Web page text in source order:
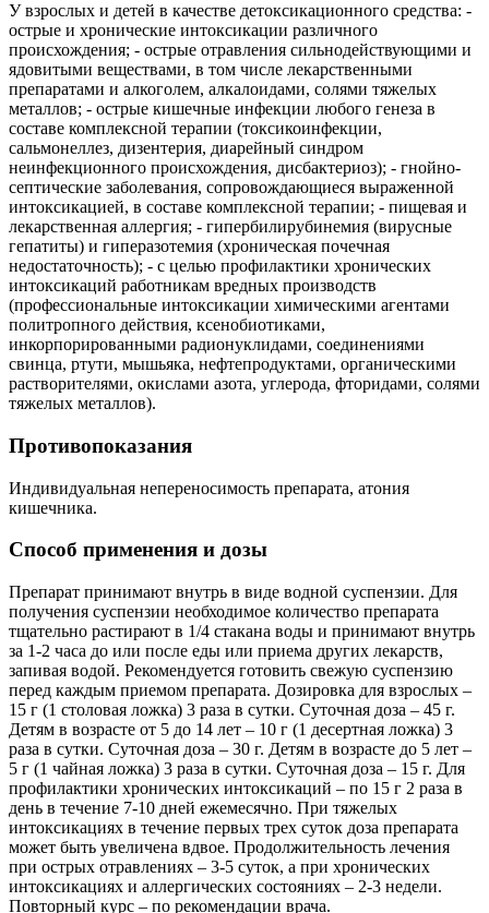
У взрослых и детей в качестве детоксикационного средства: -
острые и хронические интоксикации различного
происхождения; - острые отравления сильнодействующими и
ядовитыми веществами, в том числе лекарственными
препаратами и алкоголем, алкалоидами, солями тяжелых
металлов; - острые кишечные инфекции любого генеза в
составе комплексной терапии (токсикоинфекции,
сальмонеллез, дизентерия, диарейный синдром
неинфекционного происхождения, дисбактериоз); - гнойно-
септические заболевания, сопровождающиеся выраженной
интоксикацией, в составе комплексной терапии; - пищевая и
лекарственная аллергия; - гипербилирубинемия (вирусные
гепатиты) и гиперазотемия (хроническая почечная
недостаточность); - с целью профилактики хронических
интоксикаций работникам вредных производств
(профессиональные интоксикации химическими агентами
политропного действия, ксенобиотиками,
инкорпорированными радионуклидами, соединениями
свинца, ртути, мышьяка, нефтепродуктами, органическими
растворителями, окислами азота, углерода, фторидами, солями
тяжелых металлов).
Противопоказания
Индивидуальная непереносимость препарата, атония
кишечника.
Способ применения и дозы
Препарат принимают внутрь в виде водной суспензии. Для
получения суспензии необходимое количество препарата
тщательно растирают в 1/4 стакана воды и принимают внутрь
за 1-2 часа до или после еды или приема других лекарств,
запивая водой. Рекомендуется готовить свежую суспензию
перед каждым приемом препарата. Дозировка для взрослых –
15 г (1 столовая ложка) 3 раза в сутки. Суточная доза – 45 г.
Детям в возрасте от 5 до 14 лет – 10 г (1 десертная ложка) 3
раза в сутки. Суточная доза – 30 г. Детям в возрасте до 5 лет –
5 г (1 чайная ложка) 3 раза в сутки. Суточная доза – 15 г. Для
профилактики хронических интоксикаций – по 15 г 2 раза в
день в течение 7-10 дней ежемесячно. При тяжелых
интоксикациях в течение первых трех суток доза препарата
может быть увеличена вдвое. Продолжительность лечения
при острых отравлениях – 3-5 суток, а при хронических
интоксикациях и аллергических состояниях – 2-3 недели.
Повторный курс – по рекомендации врача.